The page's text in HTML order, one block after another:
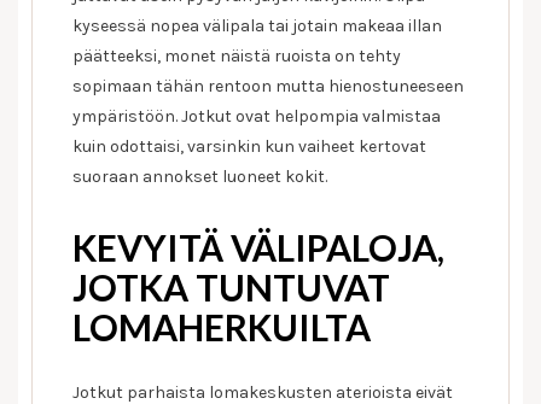
kyseessä nopea välipala tai jotain makeaa illan
päätteeksi, monet näistä ruoista on tehty
sopimaan tähän rentoon mutta hienostuneeseen
ympäristöön. Jotkut ovat helpompia valmistaa
kuin odottaisi, varsinkin kun vaiheet kertovat
suoraan annokset luoneet kokit.
KEVYITÄ VÄLIPALOJA,
JOTKA TUNTUVAT
LOMAHERKUILTA
Jotkut parhaista lomakeskusten aterioista eivät